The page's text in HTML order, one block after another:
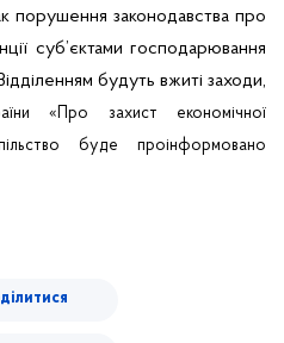
порушення законодавства про
суб’єктами господарювання
будуть вжиті заходи,
«Про захист економічної
буде проінформовано